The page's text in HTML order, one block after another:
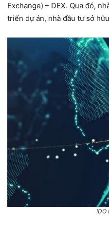
Exchange) – DEX. Qua đó,
triển dự án, nhà đầu tư sở
IDO